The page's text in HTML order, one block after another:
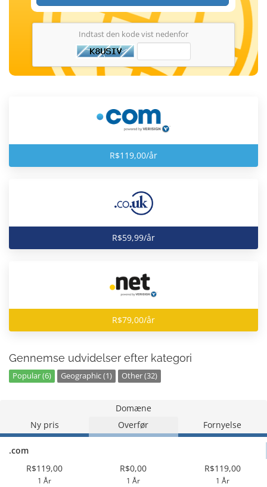
Indtast den kode vist nedenfor
R$119,00/år
R$59,99/år
R$79,00/år
Gennemse udvidelser efter kategori
Popular (6) Geographic (1) Other (32)
Domæne
Ny pris
Overfør Fornyelse
.com
R$119,00
1 År
R$0,00
1 År
R$119,00
1 År